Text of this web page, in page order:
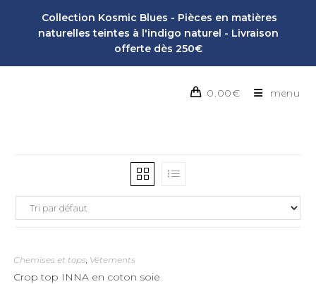
Collection Kosmic Blues - Pièces en matières
naturelles teintes à l'indigo naturel - Livraison
offerte dès 250€
0.00€ menu
Chemises et tops, Vêtements
Crop top INNA en coton soie